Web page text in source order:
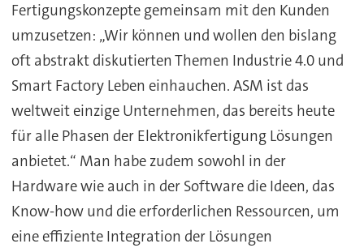
Fertigungskonzepte gemeinsam mit den Kunden
umzusetzen: „Wir können und wollen den bislang
oft abstrakt diskutierten Themen Industrie 4.0 und
Smart Factory Leben einhauchen. ASM ist das
weltweit einzige Unternehmen, das bereits heute
für alle Phasen der Elektronikfertigung Lösungen
anbietet.“ Man habe zudem sowohl in der
Hardware wie auch in der Software die Ideen, das
Know-how und die erforderlichen Ressourcen, um
eine effiziente Integration der Lösungen